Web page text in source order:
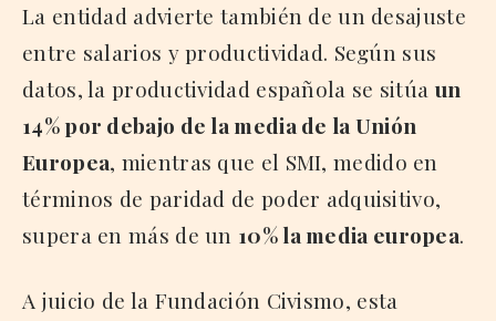
La entidad advierte también de un desajuste
entre salarios y productividad. Según sus
datos, la productividad española se sitúa un
14% por debajo de la media de la Unión
Europea, mientras que el SMI, medido en
términos de paridad de poder adquisitivo,
supera en más de un 10% la media europea.
A juicio de la Fundación Civismo, esta